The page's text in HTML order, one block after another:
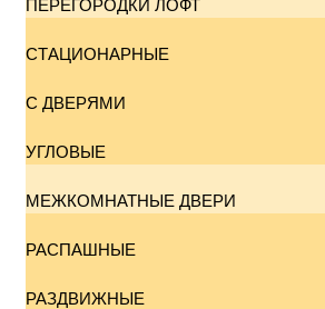
ПЕРЕГОРОДКИ ЛОФТ
СТАЦИОНАРНЫЕ
С ДВЕРЯМИ
УГЛОВЫЕ
МЕЖКОМНАТНЫЕ ДВЕРИ
РАСПАШНЫЕ
РАЗДВИЖНЫЕ